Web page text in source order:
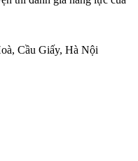
Cầu Giấy, Hà Nội